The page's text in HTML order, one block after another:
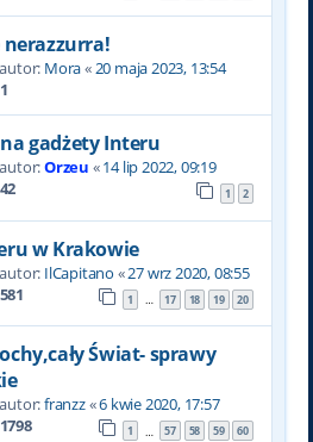
nerazzurra!
Mora«20 maja 2023, 13:54
1
gadżety Interu
Orzeu «14 lip 2022, 09:19
42 1 2
w Krakowie
IlCapitano «27 wrz 2020, 08:55
581 1 … 17 18 19 20
Świat- sprawy
franzz«6 kwie 2020, 17:57
1798 1 … 57 58 59 60